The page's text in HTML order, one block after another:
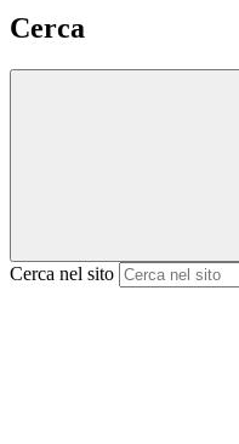
Cerca
Cerca nel sito